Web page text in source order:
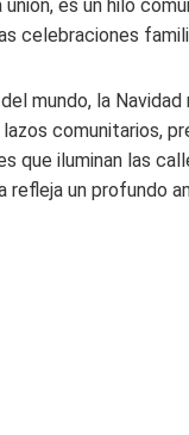
unión, es un hilo
celebraciones
mundo, la
comunitarios,
que iluminan las
refleja un profundo